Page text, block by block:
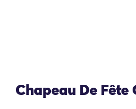
Chapeau De Fête